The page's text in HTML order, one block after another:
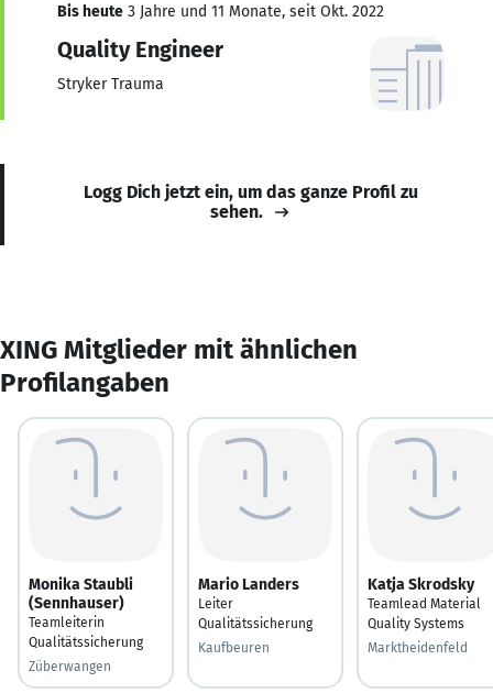
Bis heute 3 Jahre und 11 Monate, seit Okt. 2022
Quality Engineer
Stryker Trauma
Logg Dich jetzt ein, um das ganze Profil zu
sehen.
XING Mitglieder mit ähnlichen
Profilangaben
Monika Staubli
(Sennhauser)
Teamleiterin
Qualitätssicherung
Züberwangen
Mario Landers
Leiter
Qualitätssicherung
Kaufbeuren
Katja Skrodsky
Teamlead Material
Quality Systems
Marktheidenfeld